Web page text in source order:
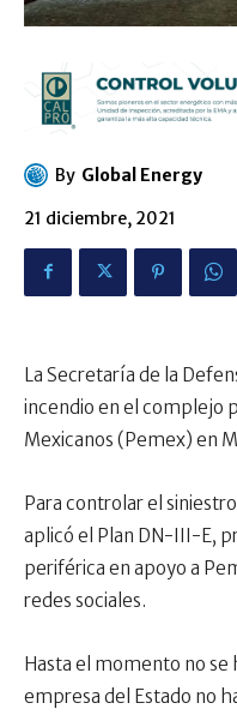
By Global Energy
21 diciembre, 2021
La Secretaría de la
incendio en el complejo
Mexicanos (Pemex) en
Para controlar el
aplicó el Plan DN-III-E,
periférica en apoyo a
redes sociales.
Hasta el momento no se
empresa del Estado no